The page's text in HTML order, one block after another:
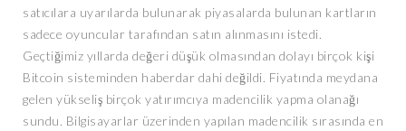
satıcılara uyarılarda bulunarak piyasalarda bulunan kartların
sadece oyuncular tarafından satın alınmasını istedi.
Geçtiğimiz yıllarda değeri düşük olmasından dolayı birçok kişi
Bitcoin sisteminden haberdar dahi değildi. Fiyatında meydana
gelen yükseliş birçok yatırımcıya madencilik yapma olanağı
sundu. Bilgisayarlar üzerinden yapılan madencilik sırasında en